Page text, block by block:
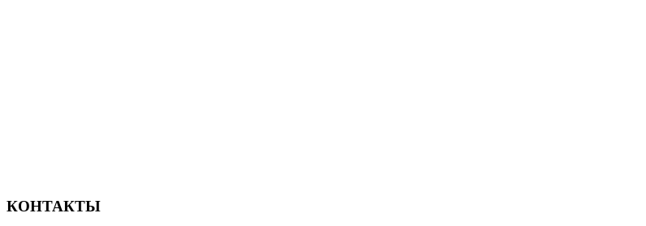
КОНТАКТЫ